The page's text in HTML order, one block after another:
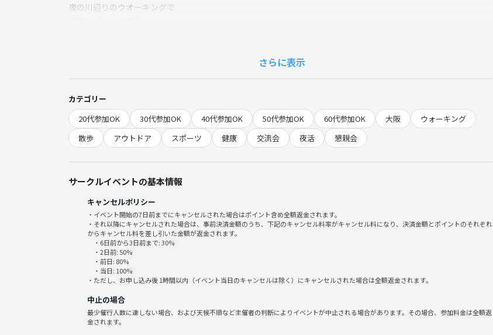
夜の川辺りのウオーキングで
中之島から天満橋辺りを
20:30〜懇親会(任意) 22:00頃解散
途中、堂島の展望室、御堂筋でのイルミネーション、天満橋の噴水ショーetc…
ウォーキング終わりに天神橋筋辺りで
約4km.ゆっくり歩いて1時間程度の予ふ定です！
🌟当日の流れ🌟
1. 西梅田に集合👋
2. 中之島公園〜天満橋をウォーキング🚶‍♂️
さらに表示
カテゴリー
20代参加OK
30代参加OK 40代参加OK 50代参加OK 60代参加OK 大阪
ウォーキング
散歩
アウトドア スポーツ 健康 交流会 夜活 懇親会
サークルイベントの基本情報
キャンセルポリシー
・イベント開始の7日前までにキャンセルされた場合はポイント含め全額返金されます。
・それ以降にキャンセルされた場合は、事前決済金額のうち、下記のキャンセル料率がキャンセル料になり、決済金額とポイントのそれぞれ
からキャンセル料を差し引いた金額が返金されます。
・6日前から3日前まで: 30%
・2日前: 50%
・前日: 80%
・当日: 100%
・ただし、お申し込み後 1時間以内（イベント当日のキャンセルは除く）にキャンセルされた場合は全額返金されます。
中止の場合
最少催行人数に達しない場合、および天候不順など主催者の判断によりイベントが中止される場合があります。その場合、参加料金は全額返
金されます。